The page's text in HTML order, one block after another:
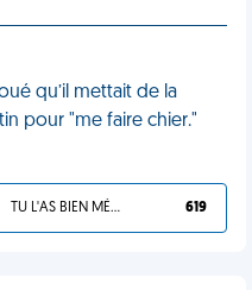
qu’il mettait de la
pour "me faire chier."
TU L'AS BIEN MÉRITÉ 619